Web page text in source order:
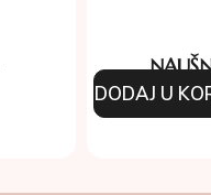
DODAJ U